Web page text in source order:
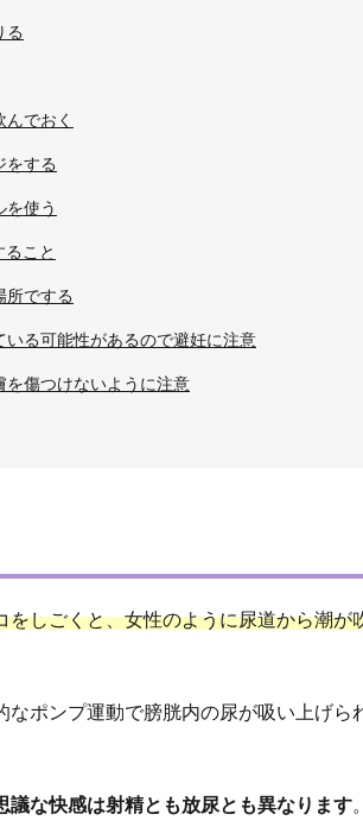
る
でおく
をする
を使う
こと
所でする
いる可能性があるので避妊に注意
を傷つけないように注意
をしごくと、女性のように尿道から潮が
なポンプ運動で膀胱内の尿が吸い上げら
議な快感は射精とも放尿とも異なります。